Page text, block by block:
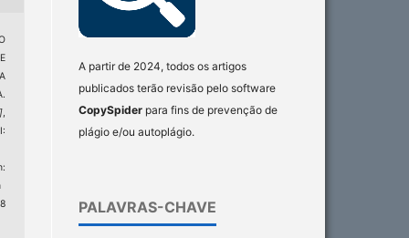
,
A partir de 2024, todos os artigos
publicados terão revisão pelo software
CopySpider para fins de prevenção de
plágio e/ou autoplágio.
PALAVRAS-CHAVE